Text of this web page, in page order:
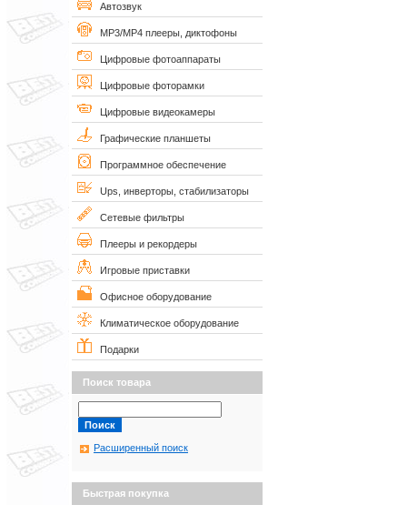
Автозвук
MP3/MP4 плееры, диктофоны
Цифровые фотоаппараты
Цифровые фоторамки
Цифровые видеокамеры
Графические планшеты
Программное обеспечение
Ups, инверторы, стабилизаторы
Сетевые фильтры
Плееры и рекордеры
Игровые приставки
Офисное оборудование
Климатическое оборудование
Подарки
Поиск товара
Расширенный поиск
Быстрая покупка